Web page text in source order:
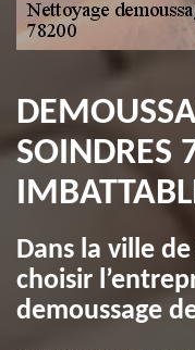
SOINDRES
Dans la ville
choisir
demoussage